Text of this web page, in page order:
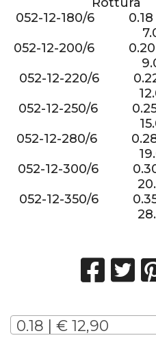
052-12-
052-12-
052-12-
052-12-
052-12-
052-12-
052-12-350/
0.18 | € 12,90